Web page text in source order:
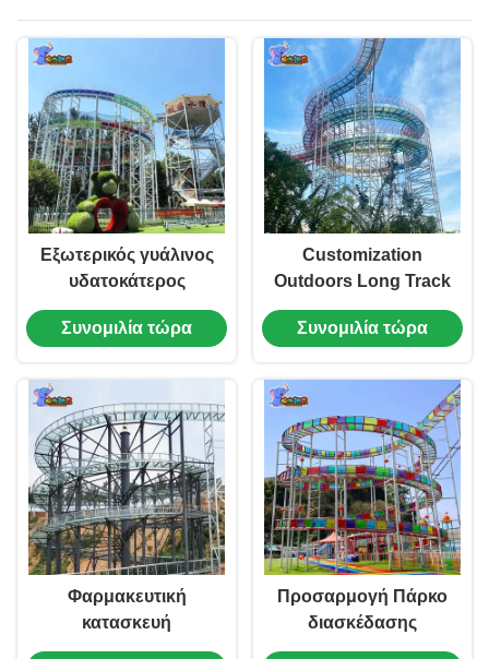
Εξωτερικός γυάλινος
υδατοκάτερος
Μεγάλος εξοπλισμός
διασκέδασης
ράφτινγκ
Συνομιλία τώρα
Customization
Outdoors Long Track
Glass Water Slide
Amusement Park
Συνομιλία τώρα
Φαρμακευτική
κατασκευή
Φαρμακευτική
Προσαρμογή Πάρκο
διασκέδασης
Γυάλινος υδροφλοιός